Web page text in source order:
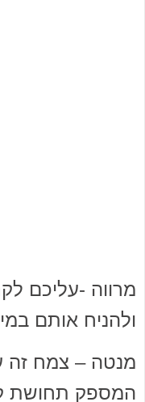
מרווה -עליכם
ולהניח אותם
מנטה – צמח זה
המספק תחושת